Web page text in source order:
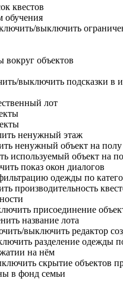
квестов
обучения
выключить
вокруг объектов
выключить подсказки в
лот
ненужный этаж
ненужный объект на полу
используемый объект на
показ окон диалогов
одежды по
производительность
присоединение
название лота
выключить редактор
разделение одежды
на нём
скрытие объектов
в фонд семьи